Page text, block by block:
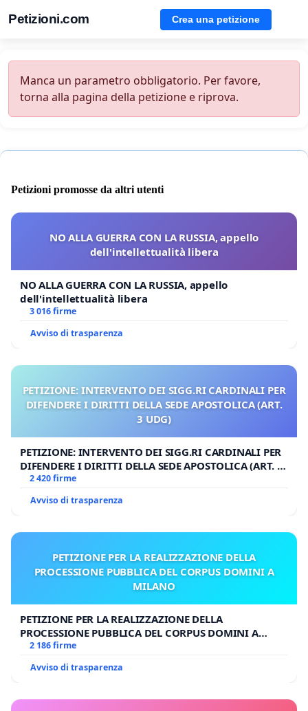
Petizioni.com Crea una petizione
Manca un parametro obbligatorio. Per favore,
torna alla pagina della petizione e riprova.
Petizioni promosse da altri utenti
NO ALLA GUERRA CON LA RUSSIA, appello
dell'intellettualità libera
NO ALLA GUERRA CON LA RUSSIA, appello
dell'intellettualità libera
3 016 firme
Avviso di trasparenza
PETIZIONE: INTERVENTO DEI SIGG.RI CARDINALI PER
DIFENDERE I DIRITTI DELLA SEDE APOSTOLICA (ART.
3 UDG)
PETIZIONE: INTERVENTO DEI SIGG.RI CARDINALI PER
DIFENDERE I DIRITTI DELLA SEDE APOSTOLICA (ART. 3
UDG)
2 420 firme
Avviso di trasparenza
PETIZIONE PER LA REALIZZAZIONE DELLA
PROCESSIONE PUBBLICA DEL CORPUS DOMINI A
MILANO
PETIZIONE PER LA REALIZZAZIONE DELLA
PROCESSIONE PUBBLICA DEL CORPUS DOMINI A
MILANO
2 186 firme
Avviso di trasparenza